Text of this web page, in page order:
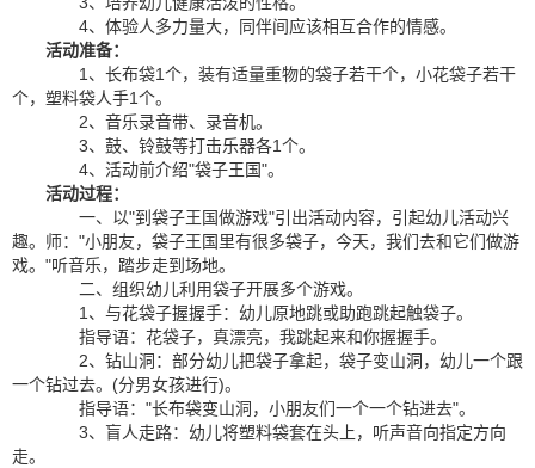
4、体验人多力量大，同伴间应该相互合作的情感。
活动准备：
1、长布袋1个，装有适量重物的袋子若干个，小花袋子若干
个，塑料袋人手1个。
2、音乐录音带、录音机。
3、鼓、铃鼓等打击乐器各1个。
4、活动前介绍"袋子王国"。
活动过程：
一、以"到袋子王国做游戏"引出活动内容，引起幼儿活动兴
趣。师："小朋友，袋子王国里有很多袋子，今天，我们去和它们做游
戏。"听音乐，踏步走到场地。
二、组织幼儿利用袋子开展多个游戏。
1、与花袋子握握手：幼儿原地跳或助跑跳起触袋子。
指导语：花袋子，真漂亮，我跳起来和你握握手。
2、钻山洞：部分幼儿把袋子拿起，袋子变山洞，幼儿一个跟
一个钻过去。(分男女孩进行)。
指导语："长布袋变山洞，小朋友们一个一个钻进去"。
3、盲人走路：幼儿将塑料袋套在头上，听声音向指定方向
走。